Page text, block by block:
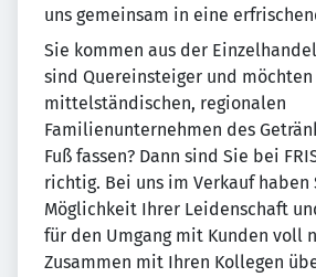
uns gemeinsam in eine
Sie kommen aus der
sind Quereinsteiger und
mittelständischen, regionalen
Familienunternehmen des
Fuß fassen? Dann sind Sie bei
richtig. Bei uns im Verkauf haben
Möglichkeit Ihrer Leidenschaft
für den Umgang mit Kunden voll
Zusammen mit Ihren Kollegen